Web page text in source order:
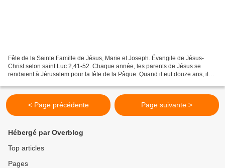
Fête de la Sainte Famille de Jésus, Marie et Joseph. Évangile de Jésus-
Christ selon saint Luc 2,41-52. Chaque année, les parents de Jésus se
rendaient à Jérusalem pour la fête de la Pâque. Quand il eut douze ans, ils
< Page précédente Page suivante >
Hébergé par Overblog
Top articles
Pages